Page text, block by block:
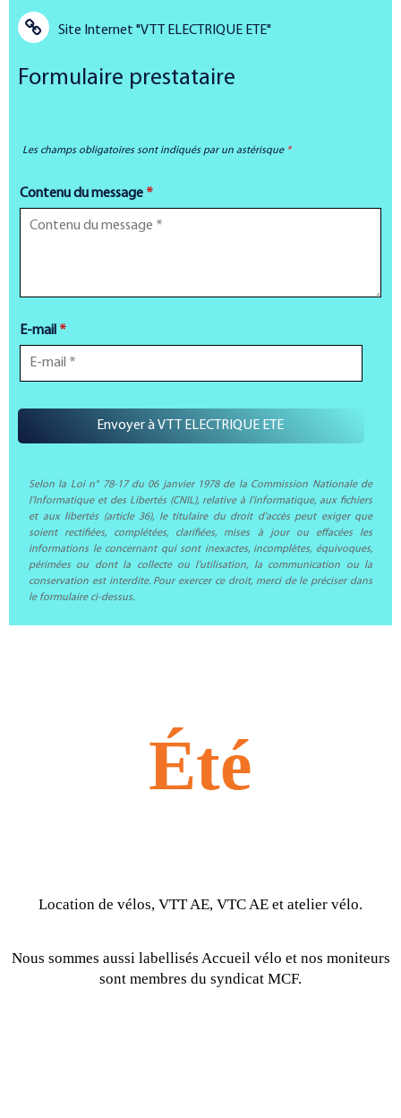
Site Internet "VTT ELECTRIQUE ETE"
Formulaire prestataire
Les champs obligatoires sont indiqués par un astérisque *
Contenu du message *
E-mail *
Selon la Loi n° 78-17 du 06 janvier 1978 de la Commission Nationale de
l'Informatique et des Libertés (CNIL), relative à l'informatique, aux fichiers
et aux libertés (article 36), le titulaire du droit d'accès peut exiger que
soient rectifiées, complétées, clarifiées, mises à jour ou effacées les
informations le concernant qui sont inexactes, incomplètes, équivoques,
périmées ou dont la collecte ou l'utilisation, la communication ou la
conservation est interdite. Pour exercer ce droit, merci de le préciser dans
le formulaire ci-dessus.
Été
Location de vélos, VTT AE, VTC AE et atelier vélo.
Nous sommes aussi labellisés Accueil vélo et nos moniteurs
sont membres du syndicat MCF.